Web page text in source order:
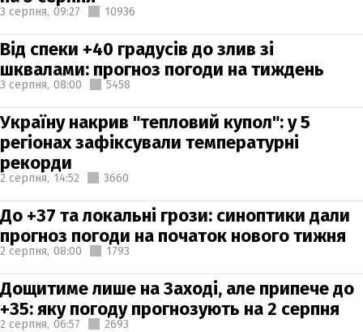
3 серпня, 09:27 10936
Від спеки +40 градусів до злив зі
шквалами: прогноз погоди на тиждень
3 серпня, 08:00 5458
Україну накрив "тепловий купол": у 5
регіонах зафіксували температурні
рекорди
2 серпня, 14:52 3660
До +37 та локальні грози: синоптики дали
прогноз погоди на початок нового тижня
2 серпня, 08:00 1793
Дощитиме лише на Заході, але припече до
+35: яку погоду прогнозують на 2 серпня
2 серпня, 06:57 2693